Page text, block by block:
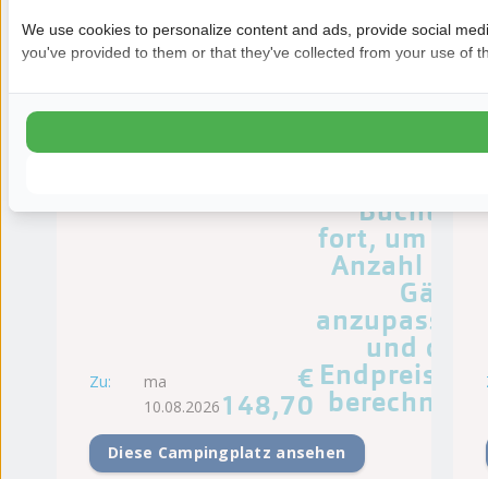
Zu:
ma
10.08.2026
€
148,70
Die
angezeigten
gelten für 2
Fahren Sie
Buchung
fort, um die
Anzahl der
Gäste
anzupassen
und den
Endpreis zu
berechnen.
Diese Campingplatz ansehen
We use cookies to personalize content and ads, provide social
you've provided to them or that they've collected from your use of